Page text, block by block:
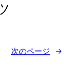
次のページ →